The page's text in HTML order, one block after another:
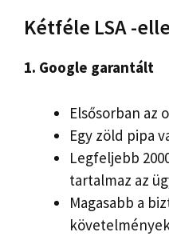
Kétféle LSA -
1. Google garantált
Elsősorban az
Egy zöld pipa
Legfeljebb
tartalmaz az
Magasabb a